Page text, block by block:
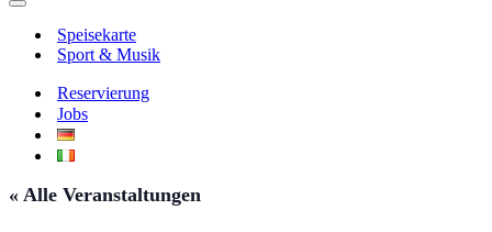
Navigationsmenü
Speisekarte
Sport & Musik
Reservierung
Jobs
« Alle Veranstaltungen